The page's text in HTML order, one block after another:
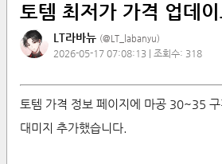
토템 최저가 가격 업데
LT라바뉴 (@LT_labanyu)
2026-05-17 07:08:13 | 조회수: 318
토템 가격 정보 페이지에 마공 30~35
대미지 추가했습니다.